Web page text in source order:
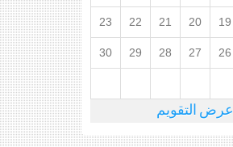
19
20
21
22
23
26
27
28
29
30
عرض التقويم